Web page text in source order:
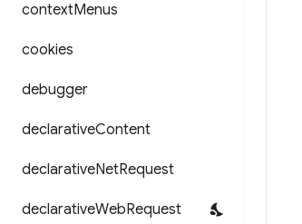
contextMenus
cookies
debugger
declarativeContent
declarativeNetRequest
declarativeWebRequest